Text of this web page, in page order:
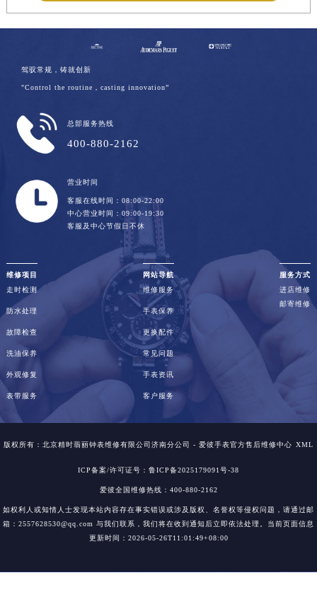
驾驭常规，铸就创新
"Control the routine，casting innovation”
总部服务热线
400-880-2162
营业时间
客服在线时间：08:00-22:00
中心营业时间：09:00-19:30
客服及中心节假日不休
维修项目
走时检测
防水处理
故障检查
洗油保养
外观修复
表带服务
网站导航
维修服务
手表保养
更换配件
常见问题
手表资讯
客户服务
服务方式
进店维修
邮寄维修
版权所有：北京精时翡丽钟表维修有限公司济南分公司 - 爱彼手表官方售后维修中心 XML
ICP备案/许可证号：鲁ICP备2025179091号-38
爱彼全国维修热线：400-880-2162
如权利人或知情人士发现本站内容存在事实错误或涉及版权、名誉权等侵权问题，请通过邮
箱：2557628530@qq.com 与我们联系，我们将在收到通知后立即依法处理。当前页面信息
更新时间：2026-05-26T11:01:49+08:00